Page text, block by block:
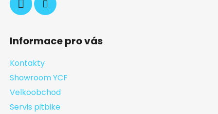
Informace pro vás
Kontakty
Showroom YCF
Velkoobchod
Servis pitbike